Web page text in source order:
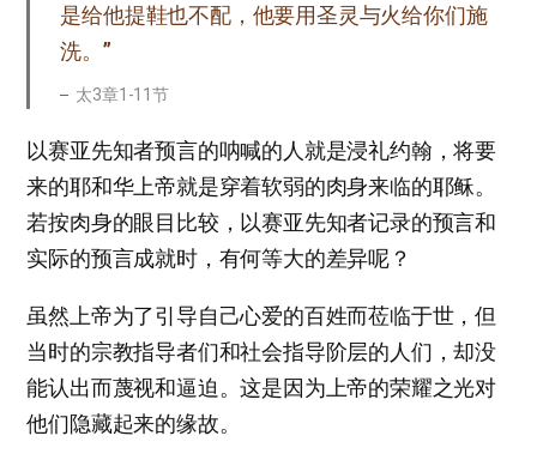
是给他提鞋也不配，他要用圣灵与火给你们施
洗。”
太3章1-11节
以赛亚先知者预言的呐喊的人就是浸礼约翰，将要
来的耶和华上帝就是穿着软弱的肉身来临的耶稣。
若按肉身的眼目比较，以赛亚先知者记录的预言和
实际的预言成就时，有何等大的差异呢？
虽然上帝为了引导自己心爱的百姓而莅临于世，但
当时的宗教指导者们和社会指导阶层的人们，却没
能认出而蔑视和逼迫。这是因为上帝的荣耀之光对
他们隐藏起来的缘故。